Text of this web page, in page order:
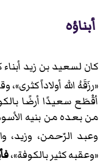
أبناؤه
كان لسعيد بن زيد أبناء
«رزَقَهُ الله أولاداً كثرى»،
أقْطَع سعيدًا أرضًا
من بعده من بنيه
وعبد الرّحمن، وزيد،
«وعقبه كثير بالكوفة»،